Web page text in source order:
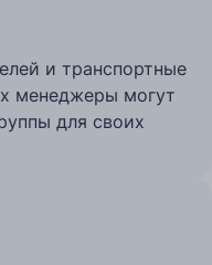
и транспортные
менеджеры могут
для своих